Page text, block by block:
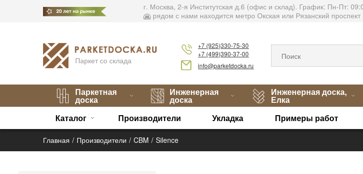
г. Москва, 2-я Институтская д.6 (офис и склад). График: Пн-Пт:
рядом с нами находится метро Окская или Рязанский проспект
Паркет со склада
+7 (925)330-75-30
+7 (499)390-37-00
info@parketdocka.ru
Паркетная
доска
Инженерная
доска
Инженерная доска,
Елка
Каталог
Производители Укладка Примеры работ
Главная Производители CBM Silence